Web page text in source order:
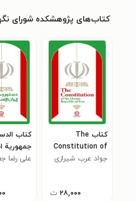
کتاب‌های پژوهشکده شورای
کتاب The
Constitution of
the Islamic
جواد عرب شیرازی
۲۸,۰۰۰ ت
کتاب
جمهوریة
الاسلامیه
علی رضا